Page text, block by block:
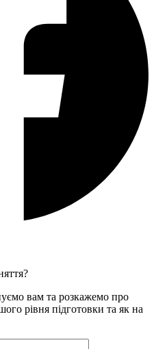
вам та розкажемо про
рівня підготовки та як на